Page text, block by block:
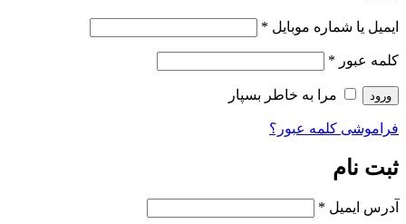
ایمیل یا شماره موبایل *
کلمه عبور *
ورود مرا به خاطر بسپار
فراموشی کلمه عبور؟
ثبت نام
آدرس ایمیل *